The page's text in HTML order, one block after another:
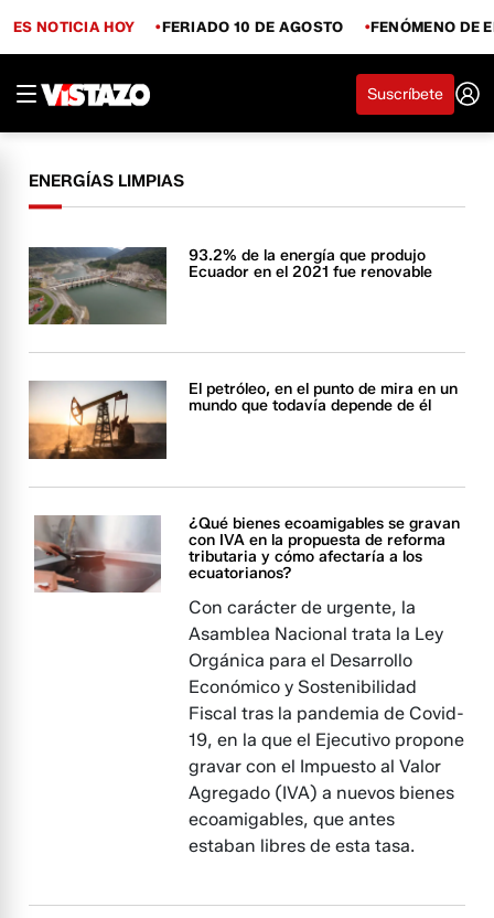
ES NOTICIA HOY FERIADO 10 DE AGOSTO FENÓMENO DE
Suscríbete
ENERGÍAS LIMPIAS
93.2% de la energía que produjo
Ecuador en el 2021 fue renovable
El petróleo, en el punto de mira en un
mundo que todavía depende de él
¿Qué bienes ecoamigables se gravan
con IVA en la propuesta de reforma
tributaria y cómo afectaría a los
ecuatorianos?
Con carácter de urgente, la
Asamblea Nacional trata la Ley
Orgánica para el Desarrollo
Económico y Sostenibilidad
Fiscal tras la pandemia de Covid-
19, en la que el Ejecutivo propone
gravar con el Impuesto al Valor
Agregado (IVA) a nuevos bienes
ecoamigables, que antes
estaban libres de esta tasa.